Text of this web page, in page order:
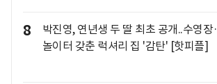
8
박진영, 연년생 두 딸 최초 공개..수영장·
놀이터 갖춘 럭셔리 집 '감탄' [핫피플]